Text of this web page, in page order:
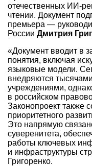
отечественных ИИ-
чтении. Документ
премьера —
России Дмитрия
«Документ вводит в
понятия, включая
языковые модели.
внедряются
учреждениями,
в российском
Законопроект также
приоритетного
Это напрямую
суверенитета,
работы ключевых
и инфраструктуры
Григоренко.